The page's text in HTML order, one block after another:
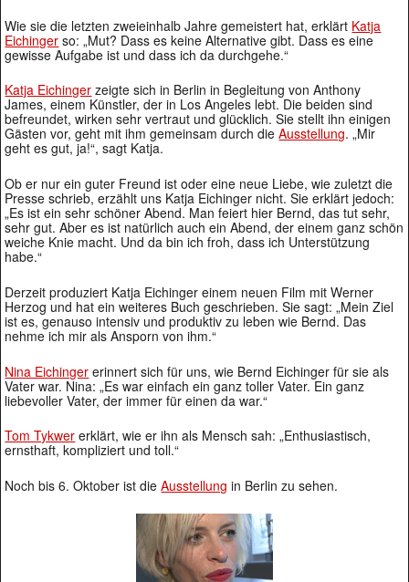
Wie sie die letzten zweieinhalb Jahre gemeistert hat, erklärt Katja
Eichinger so: „Mut? Dass es keine Alternative gibt. Dass es eine
gewisse Aufgabe ist und dass ich da durchgehe.“
Katja Eichinger zeigte sich in Berlin in Begleitung von Anthony
James, einem Künstler, der in Los Angeles lebt. Die beiden sind
befreundet, wirken sehr vertraut und glücklich. Sie stellt ihn einigen
Gästen vor, geht mit ihm gemeinsam durch dieAusstellung. „Mir
geht es gut, ja!“, sagt Katja.
Ob er nur ein guter Freund ist oder eine neue Liebe, wie zuletzt die
Presse schrieb, erzählt uns Katja Eichinger nicht. Sie erklärt jedoch:
„Es ist ein sehr schöner Abend. Man feiert hier Bernd, das tut sehr,
sehr gut. Aber es ist natürlich auch ein Abend, der einem ganz schön
weiche Knie macht. Und da bin ich froh, dass ich Unterstützung
habe.“
Derzeit produziert Katja Eichinger einem neuen Film mit Werner
Herzog und hat ein weiteres Buch geschrieben. Sie sagt: „Mein Ziel
ist es, genauso intensiv und produktiv zu leben wie Bernd. Das
nehme ich mir als Ansporn von ihm.“
Nina Eichinger erinnert sich für uns, wie Bernd Eichinger für sie als
Vater war. Nina: „Es war einfach ein ganz toller Vater. Ein ganz
liebevoller Vater, der immer für einen da war.“
Tom Tykwer erklärt, wie er ihn als Mensch sah: „Enthusiastisch,
ernsthaft, kompliziert und toll.“
Noch bis 6. Oktober ist dieAusstellung in Berlin zu sehen.